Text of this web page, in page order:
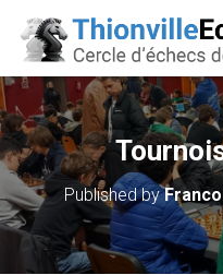
Published by